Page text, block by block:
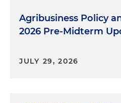
Agribusiness Policy
2026 Pre-Midterm
JULY 29, 2026